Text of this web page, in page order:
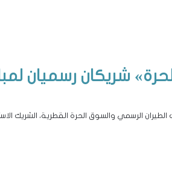
شريكان رسميان
الرسمي والسوق الحرة القطرية، الشريك